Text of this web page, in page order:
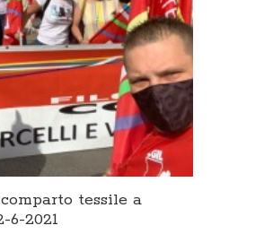
tessile a
6-2021